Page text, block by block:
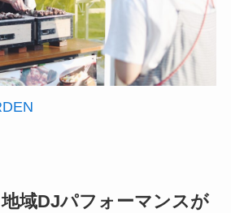
域DJパフォーマンスが